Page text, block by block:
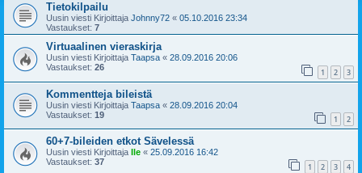
Tietokilpailu
Uusin viesti Kirjoittaja Johnny72 « 05.10.2016 23:34
Vastaukset: 7
Virtuaalinen vieraskirja
Uusin viesti Kirjoittaja Taapsa « 28.09.2016 20:06
Vastaukset: 26 1 2 3
Kommentteja bileistä
Uusin viesti Kirjoittaja Taapsa « 28.09.2016 20:04
Vastaukset: 19 1 2
60+7-bileiden etkot Sävelessä
Uusin viesti Kirjoittaja Ile « 25.09.2016 16:42
Vastaukset: 37 1 2 3 4